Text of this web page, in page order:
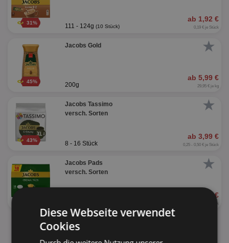
31% ab 1,92 €
111 - 124g (10 Stück) 0,19 € je Stück
★
45%
Jacobs Gold
ab 5,99 €
200g 29,95 € je kg
★
43%
Jacobs Tassimo
versch. Sorten
ab 3,99 €
8 - 16 Stück 0,25 - 0,50 € je Stück
★
Jacobs Pads
versch. Sorten
ab 2,22 €
0,12 € je Stück
Diese Webseite verwendet
Cookies